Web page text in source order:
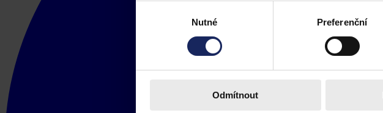
Nutné Preferenční
Odmítnout